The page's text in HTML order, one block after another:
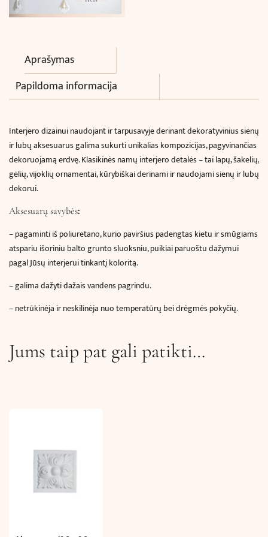
Aprašymas
Papildoma informacija
Interjero dizainui naudojant ir tarpusavyje derinant dekoratyvinius sienų
ir lubų aksesuarus galima sukurti unikalias kompozicijas, pagyvinančias
dekoruojamą erdvę. Klasikinės namų interjero detalės – tai lapų, šakelių,
gėlių, vijoklių ornamentai, kūrybiškai derinami ir naudojami sienų ir lubų
dekorui.
Aksesuarų savybės:
–pagaminti iš poliuretano, kurio paviršius padengtas kietu ir smūgiams
atspariu išoriniu balto grunto sluoksniu, puikiai paruoštu dažymui
pagal Jūsų interjerui tinkantį koloritą.
– galima dažyti dažais vandens pagrindu.
– netrūkinėja ir neskilinėja nuo temperatūrų bei drėgmės pokyčių.
Jums taip pat gali patikti…